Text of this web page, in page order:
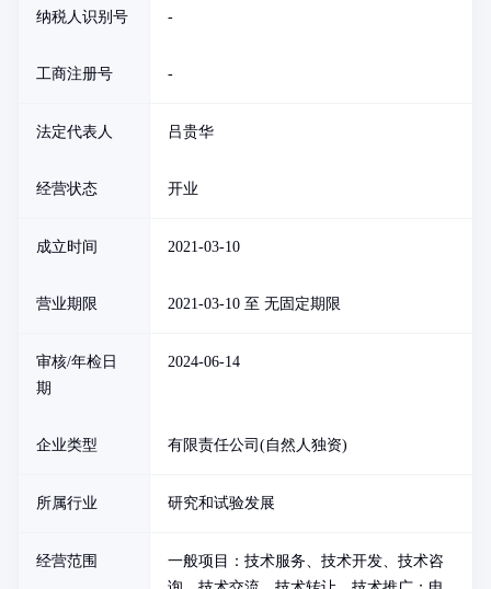
纳税人识别号 -
工商注册号 -
法定代表人 吕贵华
经营状态 开业
成立时间 2021-03-10
营业期限 2021-03-10 至 无固定期限
审核/年检日
期
2024-06-14
企业类型 有限责任公司(自然人独资)
所属行业 研究和试验发展
经营范围
一般项目：技术服务、技术开发、技术咨